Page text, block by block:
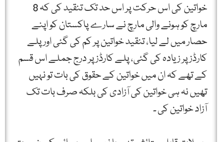
خواتین کی اس حرکت پر اس حد تک تنقید کی کہ 8
مارچ کو ہونے والی مارچ نے سارے پاکستان کو اپنے
حصار میں لے لیا، تنقید خواتین پر کم کی گئی اور پلے
کارڈز پر زیادہ کی گئی، پلے کارڈز پر درج جملے اس قسم
کے تھے کہ ان میں خواتین کے حقوق کی بات تو نہیں
تھیں نہ ہی خواتین کی آزادی کی بلکہ صرف بات تک
آزاد خواتین کی ۔